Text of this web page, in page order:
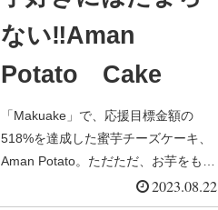
ない‼Aman
Potato Cake
「Makuake」で、応援目標金額の
518%を達成した蜜芋チーズケーキ、
Aman Potato。ただただ、お芋をもっ
2023.08.22